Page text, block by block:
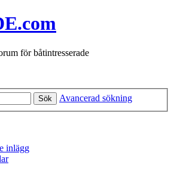
för båtintresserade
Sök Avancerad sökning
inlägg